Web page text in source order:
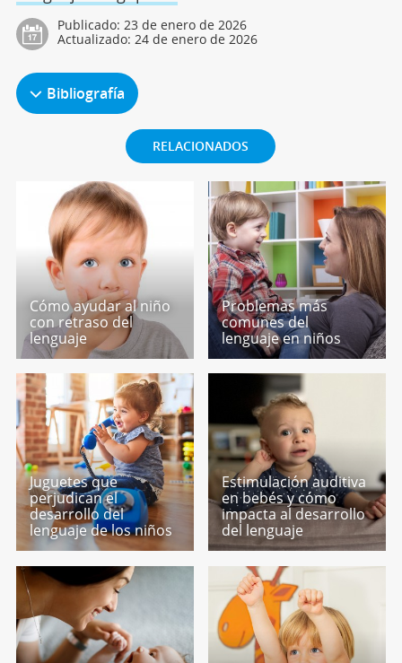
Publicado: 23 de enero de 2026
Actualizado: 24 de enero de 2026
Bibliografía
RELACIONADOS
Cómo ayudar al niño
con retraso del
lenguaje
Problemas más
comunes del
lenguaje en niños
Juguetes que
perjudican el
desarrollo del
lenguaje de los niños
Estimulación auditiva
en bebés y cómo
impacta al desarrollo
del lenguaje